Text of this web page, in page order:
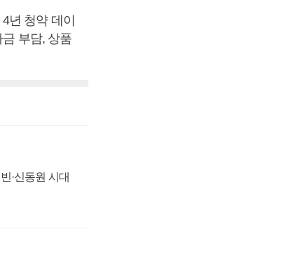
년 청약 데이
부담, 상품
·신동원 시대